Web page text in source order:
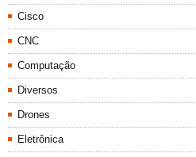
Cisco
CNC
Computação
Diversos
Drones
Eletrônica